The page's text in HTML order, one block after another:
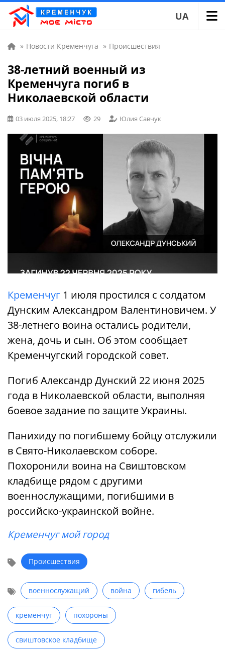
UA
» Новости Кременчуга » Происшествия
38-летний военный из
Кременчуга погиб в
Николаевской области
03 июля 2025, 18:27 29 Юлия Савчук
Кременчуг 1 июля простился с солдатом
Дунским Александром Валентиновичем. У
38-летнего воина остались родители,
жена, дочь и сын. Об этом сообщает
Кременчугский городской совет.
Погиб Александр Дунский 22 июня 2025
года в Николаевской области, выполняя
боевое задание по защите Украины.
Панихиду по погибшему бойцу отслужили
в Свято-Николаевском соборе.
Похоронили воина на Свиштовском
кладбище рядом с другими
военнослужащими, погибшими в
российско-украинской войне.
Кременчуг мой город
Происшествия
военнослужащий война гибель
кременчуг похороны
свиштовское кладбище